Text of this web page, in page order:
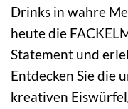
Drinks in wahre
heute die
Statement und
Entdecken Sie die
kreativen